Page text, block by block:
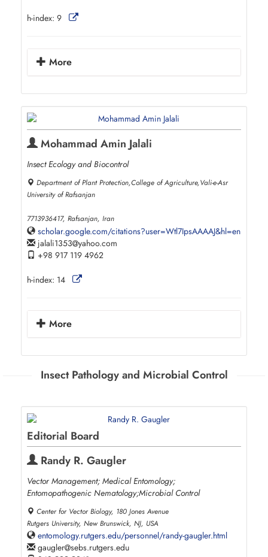
h-index: 9
More
Mohammad Amin Jalali
Insect Ecology and Biocontrol
Department of Plant Protection,College of Agriculture,Vali-e-Asr
University of Rafsanjan
7713936417, Rafsanjan, Iran
scholar.google.com/citations?user=Wtl7IpsAAAAJ&hl=en
jalali1353 yahoo.com
+98 917 119 4962
h-index: 14
More
Insect Pathology and Microbial Control
Editorial Board
Randy R. Gaugler
Vector Management; Medical Entomology;
Entomopathogenic Nematology;Microbial Control
Center for Vector Biology, 180 Jones Avenue
Rutgers University, New Brunswick, NJ, USA
entomology.rutgers.edu/personnel/randy-gaugler.html
gaugler sebs.rutgers.edu